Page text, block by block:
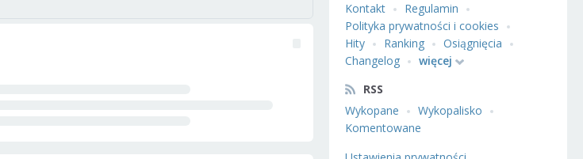
Kontakt
Regulamin
Polityka prywatności i cookies
Hity
Ranking
Osiągnięcia
Changelog
więcej
RSS
Wykopane
Wykopalisko
Komentowane